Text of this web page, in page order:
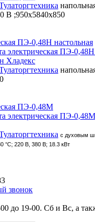
В ;950х5840х850
ПЭ-0,48Н настольная
ПЭ-0,48М
с духовым
°С; 220 В, 380 В; 18.3 кВт
звонок
до 19-00. Сб и Вс, а